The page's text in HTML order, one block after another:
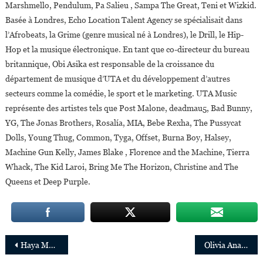
Marshmello, Pendulum, Pa Salieu , Sampa The Great, Teni et Wizkid.
Basée à Londres, Echo Location Talent Agency se spécialisait dans
l’Afrobeats, la Grime (genre musical né à Londres), le Drill, le Hip-
Hop et la musique électronique. En tant que co-directeur du bureau
britannique, Obi Asika est responsable de la croissance du
département de musique d’UTA et du développement d’autres
secteurs comme la comédie, le sport et le marketing. UTA Music
représente des artistes tels que Post Malone, deadmau5, Bad Bunny,
YG, The Jonas Brothers, Rosalía, MIA, Bebe Rexha, The Pussycat
Dolls, Young Thug, Common, Tyga, Offset, Burna Boy, Halsey,
Machine Gun Kelly, James Blake , Florence and the Machine, Tierra
Whack, The Kid Laroi, Bring Me The Horizon, Christine and The
Queens et Deep Purple.
Navigation
Haya Mvita:«je compte apporter ma pierre à l’édifice de la carrière de Ferre Gola» Olivia Anani promeut les artistes africains à l’international